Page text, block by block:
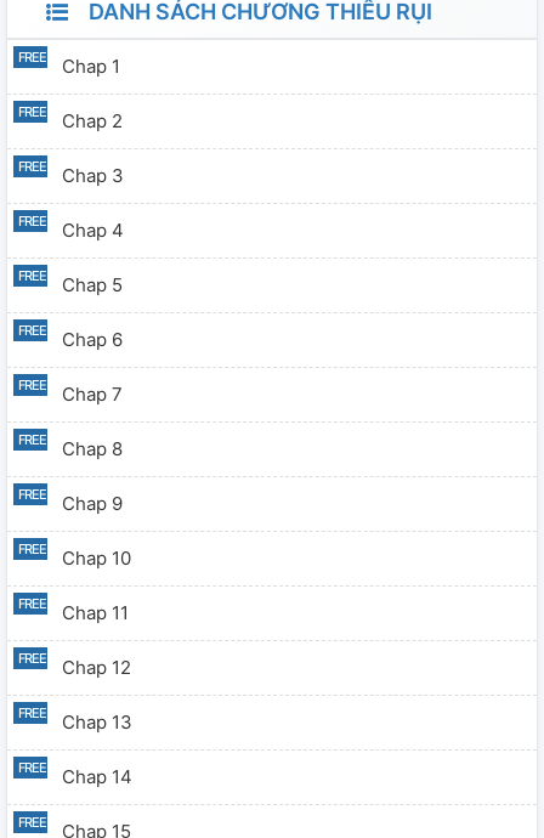
DANH SÁCH CHƯƠNG THIÊU RỤI
Chap 1
Chap 2
Chap 3
Chap 4
Chap 5
Chap 6
Chap 7
Chap 8
Chap 9
Chap 10
Chap 11
Chap 12
Chap 13
Chap 14
Chap 15